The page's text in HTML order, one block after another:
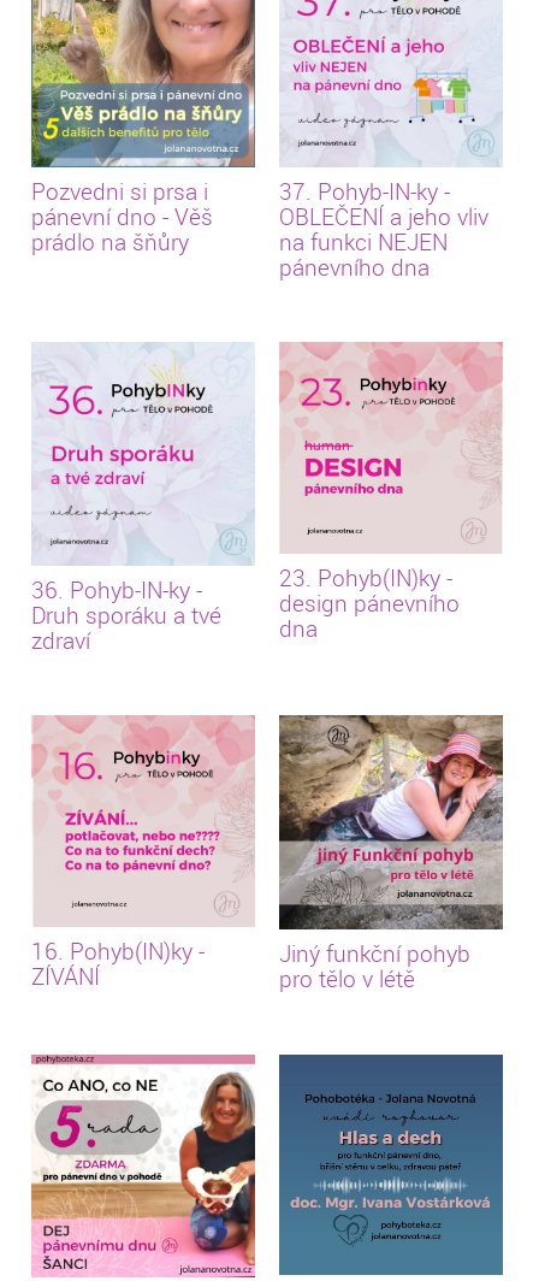
Pozvedni si prsa i
pánevní dno - Věš
prádlo na šňůry
37. Pohyb-IN-ky -
OBLEČENÍ a jeho vliv
na funkci NEJEN
pánevního dna
36. Pohyb-IN-ky -
Druh sporáku a tvé
zdraví
23. Pohyb(IN)ky -
design pánevního
dna
16. Pohyb(IN)ky -
ZÍVÁNÍ
Jiný funkční pohyb
pro tělo v létě